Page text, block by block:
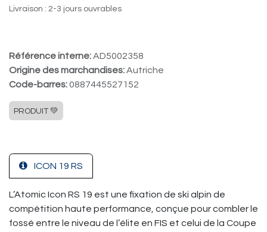
Livraison : 2-3 jours ouvrables
Référence interne:AD5002358
Origine des marchandises:Autriche
Code-barres:0887445527152
PRODUIT 💚
ICON 19 RS
L’Atomic Icon RS 19 est une fixation de ski alpin de
compétition haute performance, conçue pour combler le
fossé entre le niveau de l’élite en FIS et celui de la Coupe